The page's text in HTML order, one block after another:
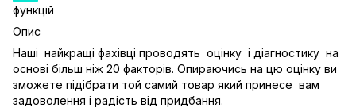
функцій
Опис
Наші найкращі фахівці проводять оцінку і діагностику на
основі більш ніж 20 факторів. Опираючись на цю оцінку ви
зможете підібрати той самий товар який принесе вам
задоволення і радість від придбання.